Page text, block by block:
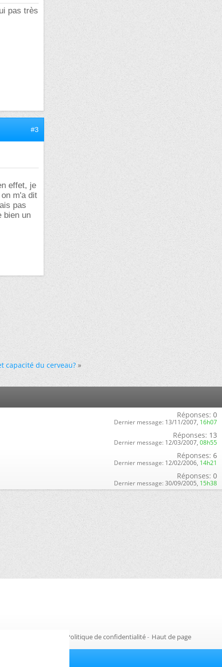
pas très
#3
effet, je
m'a dit
pas
bien un
capacité du cerveau? »
Réponses: 0
Dernier message: 13/11/2007, 16h07
Réponses: 13
Dernier message: 12/03/2007, 08h55
Réponses: 6
Dernier message: 12/02/2006, 14h21
Réponses: 0
Dernier message: 30/09/2005, 15h38
Politique de confidentialité- Haut de page